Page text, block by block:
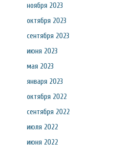
ноября 2023
октября 2023
сентября 2023
июня 2023
мая 2023
января 2023
октября 2022
сентября 2022
июля 2022
июня 2022